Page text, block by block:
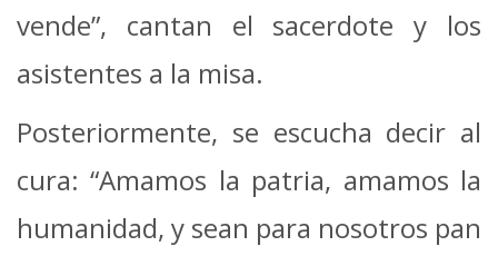
vende”, cantan el sacerdote y los
asistentes a la misa.
Posteriormente, se escucha decir al
cura: “Amamos la patria, amamos la
humanidad, y sean para nosotros pan